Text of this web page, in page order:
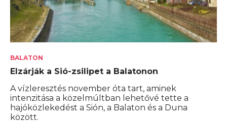
BALATON
Elzárják a Sió-zsilipet a Balatonon
A vízleresztés november óta tart, aminek
intenzitása a közelmúltban lehetővé tette a
hajóközlekedést a Sión, a Balaton és a Duna
között.